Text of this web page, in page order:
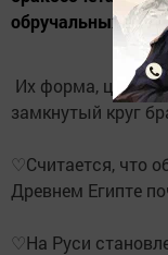
обручальных
Их форма,
замкнутый круг
♡Считается, что
Древнем Египте
♡На Руси